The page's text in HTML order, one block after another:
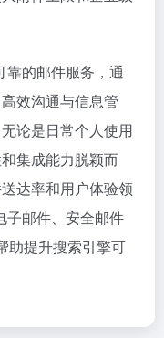
的邮件服务，通
效沟通与信息管
论是日常个人使用
集成能力脱颖而
达率和用户体验领
子邮件、安全邮件
助提升搜索引擎可